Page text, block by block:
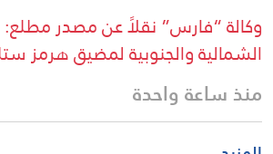
وكالة “فارس” نقلاً عن مصدر مطلع:
الشمالية والجنوبية لمضيق هرمز
منذ ساعة واحدة